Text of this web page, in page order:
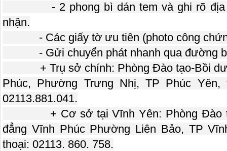
- 2 phong bì dán tem và ghi rõ địa
nhận.
- Các giấy tờ ưu tiên (photo công
- Gửi chuyển phát nhanh qua đường
+ Trụ sở chính: Phòng Đào tạo-Bồi
Phúc, Phường Trưng Nhị, TP Phúc
02113.881.041.
+ Cơ sở tại Vĩnh Yên: Phòng Đào
đẳng Vĩnh Phúc Phường Liên Bảo, TP
thoại: 02113. 860. 758.